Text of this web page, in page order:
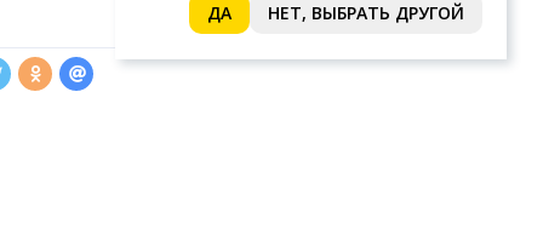
ДА НЕТ, ВЫБРАТЬ ДРУГОЙ